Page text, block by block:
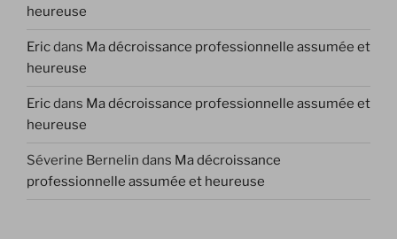
heureuse
Ericdans Ma décroissance professionnelle assumée et
heureuse
Ericdans Ma décroissance professionnelle assumée et
heureuse
Séverine Bernelin dans Ma décroissance
professionnelle assumée et heureuse